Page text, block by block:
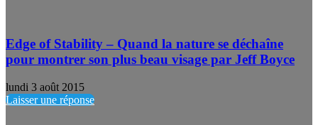
Edge of Stability – Quand la nature se déchaîne
pour montrer son plus beau visage par Jeff Boyce
lundi 3 août 2015
Laisser une réponse